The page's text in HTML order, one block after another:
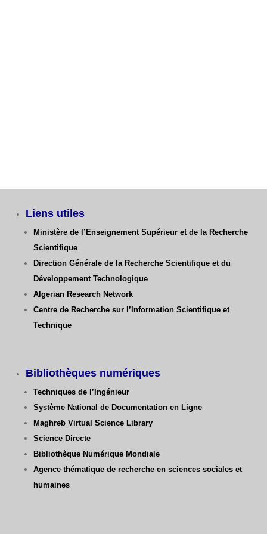
Liens utiles
Ministère de l’Enseignement Supérieur et de la Recherche
Scientifique
Direction Générale de la Recherche Scientifique et du
Développement Technologique
Algerian Research Network
Centre de Recherche sur l’Information Scientifique et
Technique
Bibliothèques numériques
Techniques de l’Ingénieur
Système National de Documentation en Ligne
Maghreb Virtual Science Library
Science Directe
Bibliothèque Numérique Mondiale
Agence thématique de recherche en sciences sociales et
humaines